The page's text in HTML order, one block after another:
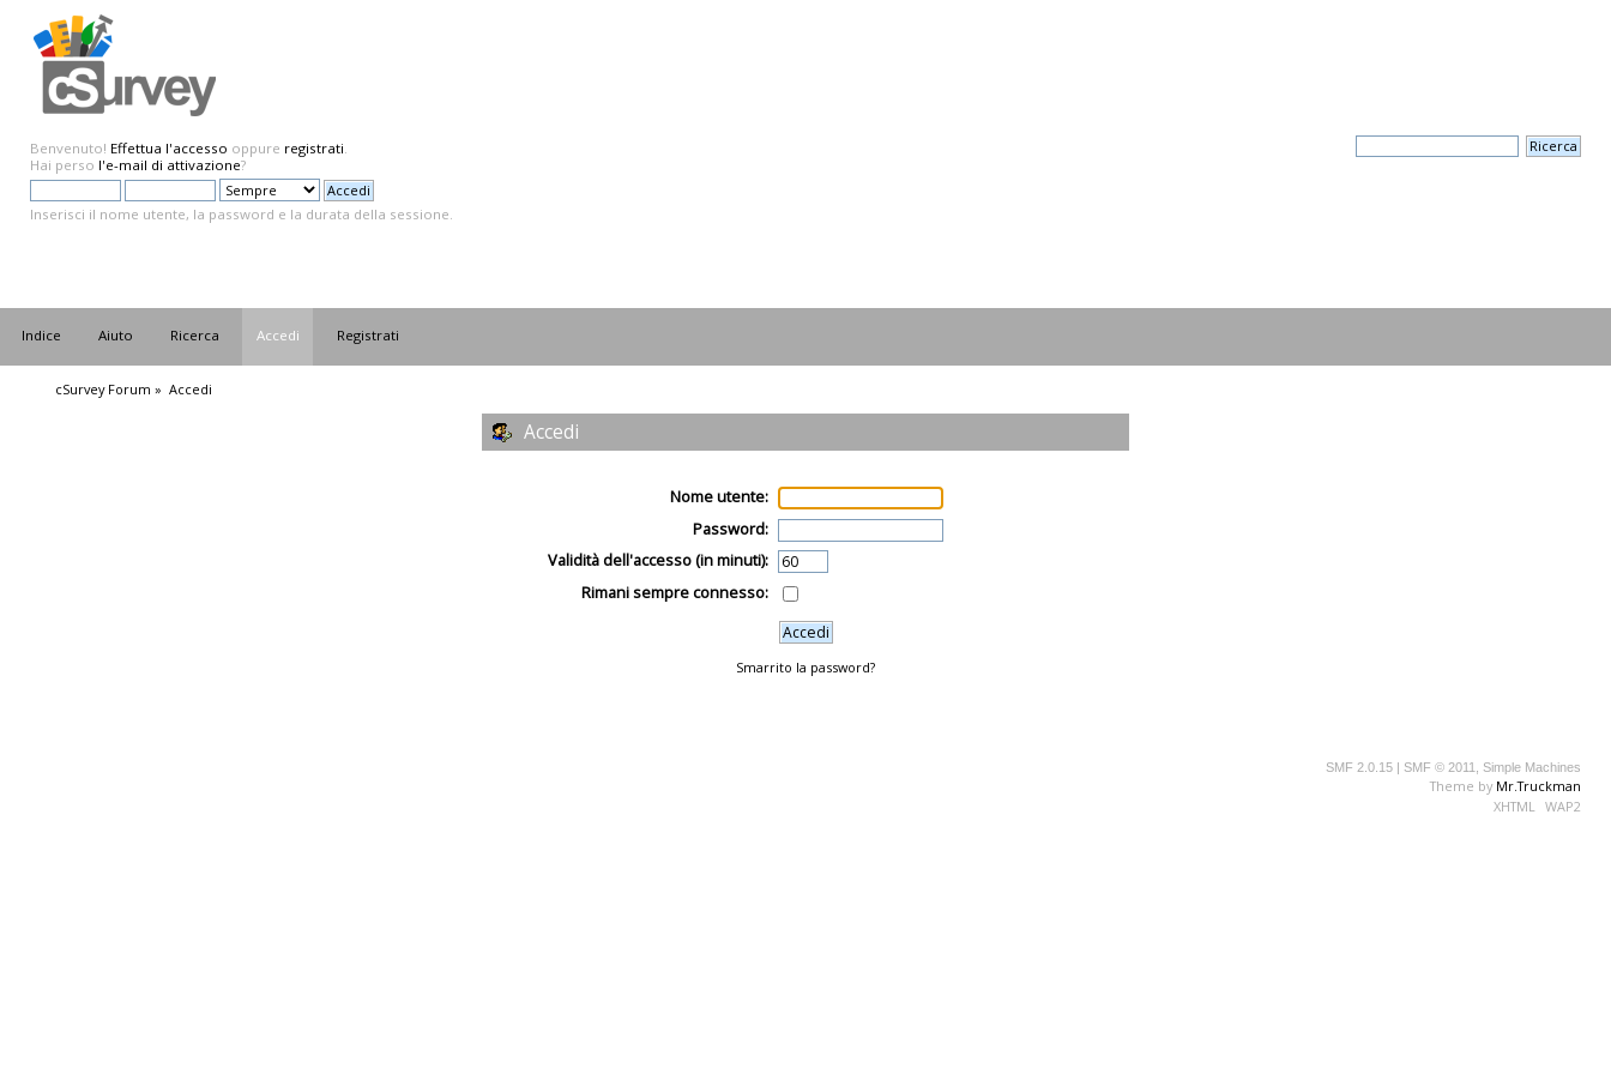
Benvenuto! Effettua l'accesso oppure registrati.
Hai perso l'e-mail di attivazione?
Inserisci il nome utente, la password e la durata della sessione.
Indice Aiuto Ricerca Accedi Registrati
cSurvey Forum » Accedi
Accedi
Nome utente:
Password:
Validità dell'accesso (in minuti):
Rimani sempre connesso:
Smarrito la password?
SMF 2.0.15 | SMF © 2011 Simple Machines
Theme by Mr.Truckman
XHTML
WAP2